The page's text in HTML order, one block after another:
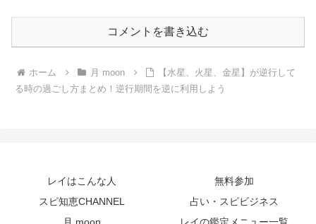
コメントを書き込む
ホーム 月 moon
【水星、火星、金星】が逆行して
る時の過ごし方まとめ！逆行期間を逆に利用しよう
レイはこんな人
無料参加
スピ知恵CHANNEL
占い・スピビジネス